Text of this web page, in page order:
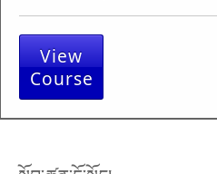
View
Course